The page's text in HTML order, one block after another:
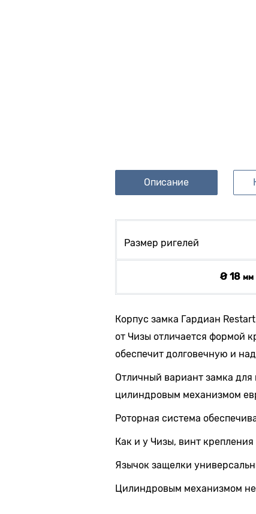
Описание
Размер ригелей
Ø 18 мм
Корпус замка Гардиан
от Чизы отличается формой
обеспечит долговечную и
Отличный вариант замка для
цилиндровым механизмом
Роторная система
Как и у Чизы, винт
Язычок защелки
Цилиндровым механизмом не